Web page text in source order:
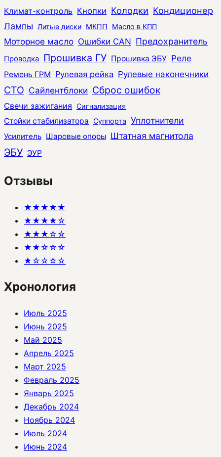
Климат-контроль Кнопки Колодки Кондиционер
Лампы Литые диски МКПП Масло в КПП
Моторное масло Ошибки CAN Предохранитель
Проводка Прошивка ГУ Прошивка ЭБУ Реле
Ремень ГРМ Рулевая рейка Рулевые наконечники
СТО Сайлентблоки Сброс ошибок
Свечи зажигания Сигнализация
Стойки стабилизатора Суппорта Уплотнители
Усилитель Шаровые опоры Штатная магнитола
ЭБУ ЭУР
Отзывы
★★★★★
★★★★☆
★★★☆☆
★★☆☆☆
★☆☆☆☆
Хронология
Июль 2025
Июнь 2025
Май 2025
Апрель 2025
Март 2025
Февраль 2025
Январь 2025
Декабрь 2024
Ноябрь 2024
Июль 2024
Июнь 2024